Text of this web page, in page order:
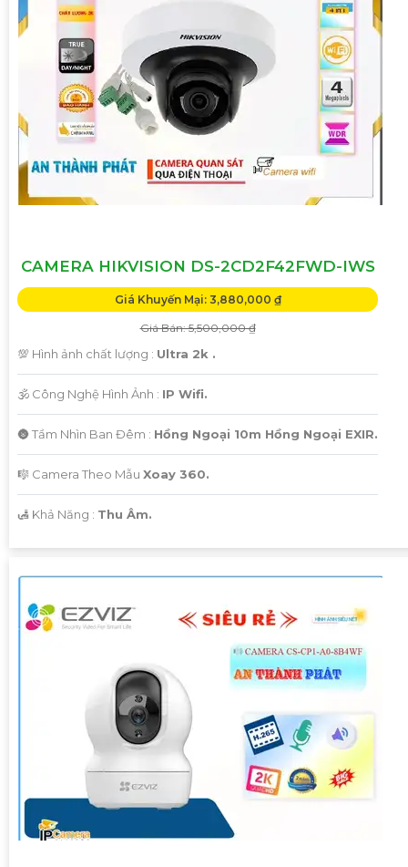
CAMERA HIKVISION DS-2CD2F42FWD-IWS
Giá Khuyến Mại: 3,880,000 ₫
Giá Bán: 5,500,000 ₫
💯 Hình ảnh chất lượng : Ultra 2k .
🕉️ Công Nghệ Hình Ảnh : IP Wifi.
🌚 Tầm Nhìn Ban Đêm : Hồng Ngoại 10m Hồng Ngoại EXIR.
🎼️ Camera Theo Mẫu Xoay 360.
️🛃 Khả Năng : Thu Âm.